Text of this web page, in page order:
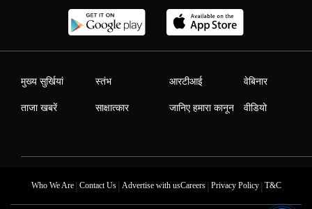
मुख्य सुर्खियां
ताजा खबरें
स्तंभ
साक्षात्कार
आरटीआई
जानिए हमारा कानून
वेबिनार
वीडियो
Who We Are| Contact Us| Advertise with usCareers| Privacy Policy| T&C